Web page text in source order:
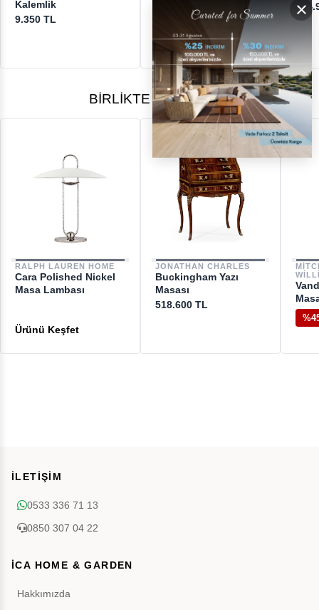
Kalemlik
9.350 TL
13.450 TL
BIRLIKTE ALINANLAR
RALPH LAUREN HOME
Cara Polished Nickel
Masa Lambası
JONATHAN CHARLES
Buckingham Yazı
Masası
518.600 TL
×
İLETİŞİM
0533 336 71 13
0850 307 04 22
İCA HOME & GARDEN
Hakkımızda